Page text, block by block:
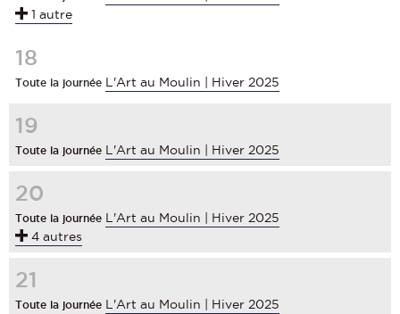
1 autre
18
Toute la journée L'Art au Moulin | Hiver 2025
19
Toute la journée L'Art au Moulin | Hiver 2025
20
Toute la journée L'Art au Moulin | Hiver 2025
4 autres
21
Toute la journée L'Art au Moulin | Hiver 2025